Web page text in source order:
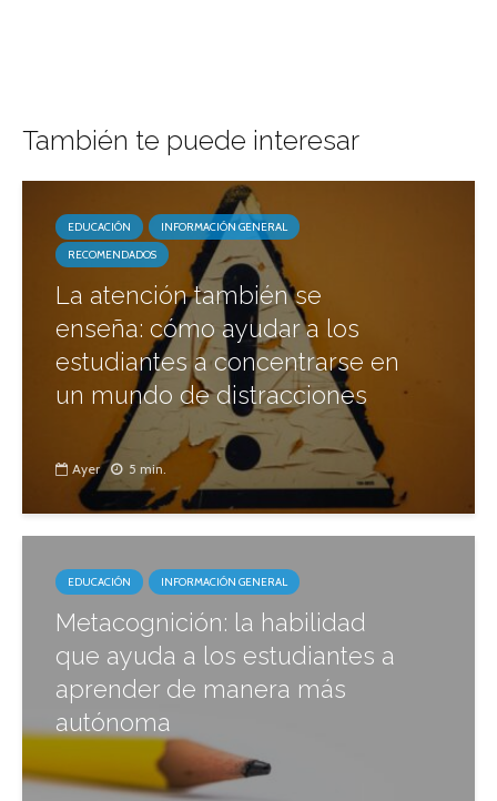
También te puede interesar
EDUCACIÓN
INFORMACIÓN GENERAL
RECOMENDADOS
La atención también se
enseña: cómo ayudar a los
estudiantes a concentrarse en
un mundo de distracciones
Ayer 5 min.
EDUCACIÓN INFORMACIÓN GENERAL
Metacognición: la habilidad
que ayuda a los estudiantes a
aprender de manera más
autónoma